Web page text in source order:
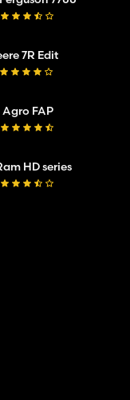
7R Edit
FAP
HD series